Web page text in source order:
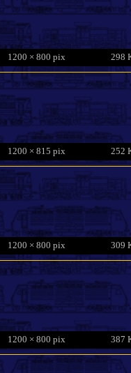
1200 × 800 pix 298
1200 × 815 pix 252
1200 × 800 pix 309
1200 × 800 pix 387